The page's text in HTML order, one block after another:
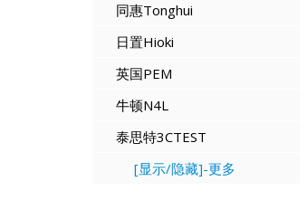
同惠Tonghui
日置Hioki
英国PEM
牛顿N4L
泰思特3CTEST
[显示/隐藏]-更多